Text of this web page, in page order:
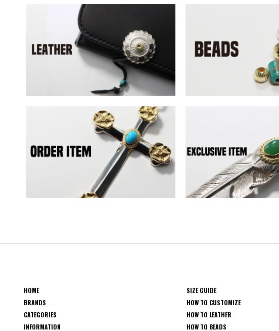
HOME
BRANDS
CATEGORIES
INFORMATION
SIZE GUIDE
HOW TO CUSTOMIZE
HOW TO LEATHER
HOW TO BEADS